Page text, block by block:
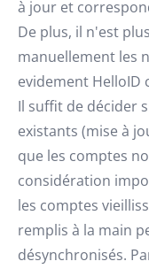
à jour et
De plus, il n'est
manuellement les
evidement HelloID
Il suffit de décider
existants (mise à
que les comptes
considération
les comptes
remplis à la main
désynchronisés.